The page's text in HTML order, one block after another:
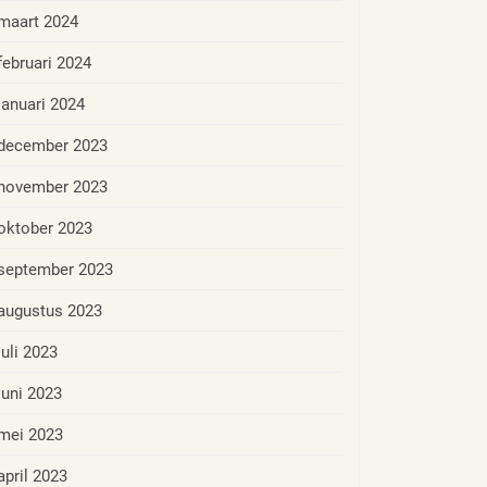
2024
2024
2024
2023
2023
2023
2023
2023
2023
2023
2023
2023